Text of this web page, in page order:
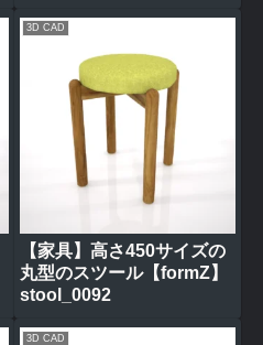
3D CAD
【家具】高さ450サイズの
丸型のスツール【formZ】
stool_0092
3D CAD